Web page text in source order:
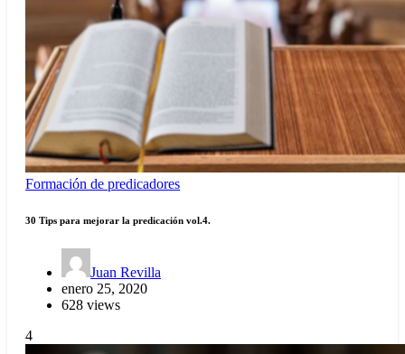
Formación de predicadores
30 Tips para mejorar la predicación vol.4.
Juan Revilla
enero 25, 2020
628 views
4